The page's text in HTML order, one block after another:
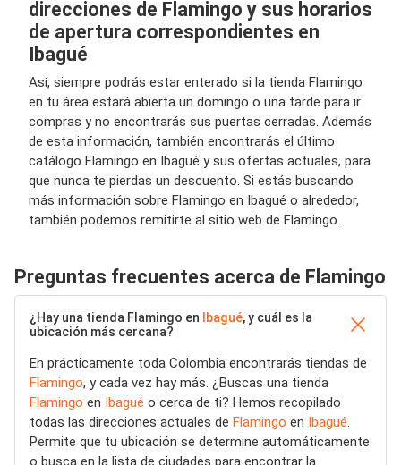
direcciones de Flamingo y sus horarios
de apertura correspondientes en
Ibagué
Así, siempre podrás estar enterado si la tienda Flamingo
en tu área estará abierta un domingo o una tarde para ir
compras y no encontrarás sus puertas cerradas. Además
de esta información, también encontrarás el último
catálogo Flamingo en Ibagué y sus ofertas actuales, para
que nunca te pierdas un descuento. Si estás buscando
más información sobre Flamingo en Ibagué o alrededor,
también podemos remitirte al sitio web de Flamingo.
Preguntas frecuentes acerca de Flamingo
¿Hay una tienda Flamingo en Ibagué, y cuál es la
ubicación más cercana?
En prácticamente toda Colombia encontrarás tiendas de
Flamingo, y cada vez hay más. ¿Buscas una tienda
Flamingo en Ibagué o cerca de ti? Hemos recopilado
todas las direcciones actuales de Flamingo en Ibagué.
Permite que tu ubicación se determine automáticamente
o busca en la lista de ciudades para encontrar la